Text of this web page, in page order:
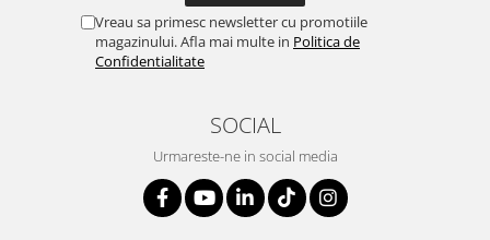
Incarcatoare wireless
Incarcatoare cu fir si auto
Baterii externe - Powerbanks
Accesorii localizare (FindMy)
Cartuse, tonere, consumabile PC
Standuri PC si suporturi
Vreau sa primesc newsletter cu promotiile
magazinului. Afla mai multe in Politica de
Confidentialitate
SOCIAL
Urmareste-ne in social media